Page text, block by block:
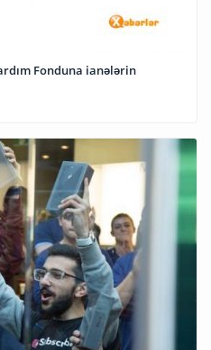
Fonduna ianələrin